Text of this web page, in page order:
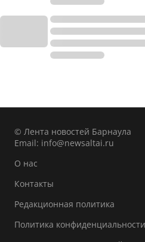
© Лента новостей Барнаула
Email: info@newsaltai.ru
О нас
Контакты
Редакционная политика
Политика конфиденциальности